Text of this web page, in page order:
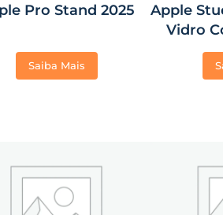
Pro Stand 2025
Saiba Mais
Apple
Vidro